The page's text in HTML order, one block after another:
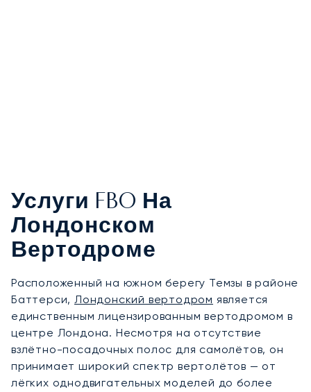
Услуги FBO На
Лондонском
Вертодроме
Расположенный на южном берегу Темзы в районе
Баттерси, Лондонский вертодром является
единственным лицензированным вертодромом в
центре Лондона. Несмотря на отсутствие
взлётно-посадочных полос для самолётов, он
принимает широкий спектр вертолётов — от
лёгких однодвигательных моделей до более